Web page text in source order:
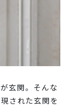
玄関。そんな
された玄関を